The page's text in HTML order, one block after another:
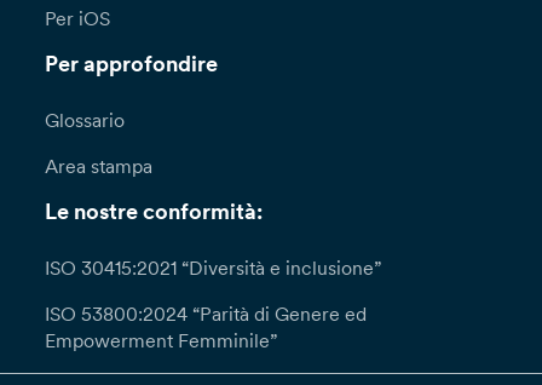
Per iOS
Per approfondire
Glossario
Area stampa
Le nostre conformità:
ISO 30415:2021 “Diversità e inclusione”
ISO 53800:2024 “Parità di Genere ed
Empowerment Femminile”